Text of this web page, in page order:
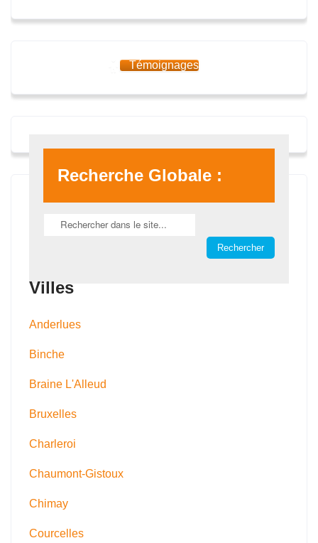
Témoignages
Recherche Globale :
Villes
Anderlues
Binche
Braine L'Alleud
Bruxelles
Charleroi
Chaumont-Gistoux
Chimay
Courcelles